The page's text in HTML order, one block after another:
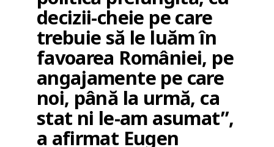
decizii-cheie pe care
trebuie să le luăm în
favoarea României, pe
angajamente pe care
noi, până la urmă, ca
stat ni le-am asumat”,
a afirmat Eugen